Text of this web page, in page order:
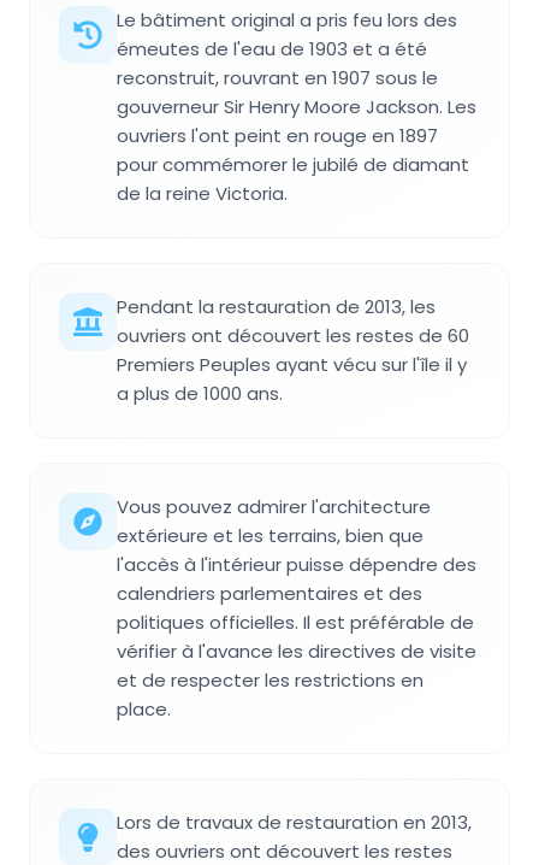
Le bâtiment original a pris feu lors des
émeutes de l'eau de 1903 et a été
reconstruit, rouvrant en 1907 sous le
gouverneur Sir Henry Moore Jackson. Les
ouvriers l'ont peint en rouge en 1897
pour commémorer le jubilé de diamant
de la reine Victoria.
Pendant la restauration de 2013, les
ouvriers ont découvert les restes de 60
Premiers Peuples ayant vécu sur l'île il y
a plus de 1000 ans.
Vous pouvez admirer l'architecture
extérieure et les terrains, bien que
l'accès à l'intérieur puisse dépendre des
calendriers parlementaires et des
politiques officielles. Il est préférable de
vérifier à l'avance les directives de visite
et de respecter les restrictions en
place.
Lors de travaux de restauration en 2013,
des ouvriers ont découvert les restes